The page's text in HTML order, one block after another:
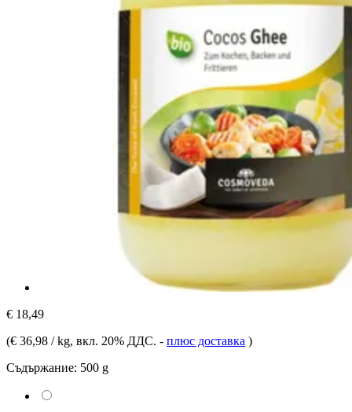
€ 18,49
(€ 36,98 / kg, вкл. 20% ДДС. - плюс доставка )
Съдържание: 500 g